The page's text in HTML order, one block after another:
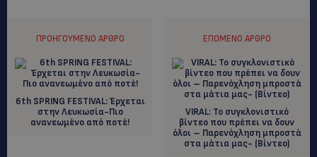
ΠΡΟΗΓΟΎΜΕΝΟ ΆΡΘΡΟ
6th SPRING FESTIVAL: Έρχεται
στην Λευκωσία-Πιο
ανανεωμένο από ποτέ!
ΕΠΌΜΕΝΟ ΆΡΘΡΟ
VIRAL: Το συγκλονιστικό
βίντεο που πρέπει να δουν
όλοι – Παρενόχληση μπροστά
στα μάτια μας- (Βίντεο)